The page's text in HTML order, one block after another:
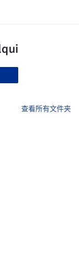
查看所有文件夹